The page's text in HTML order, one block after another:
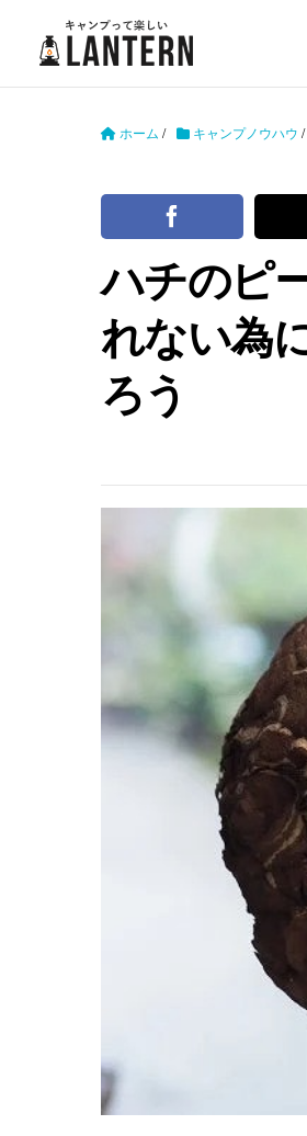
ホーム / キャンプノウハウ /
ハチのピ
れない為
ろう